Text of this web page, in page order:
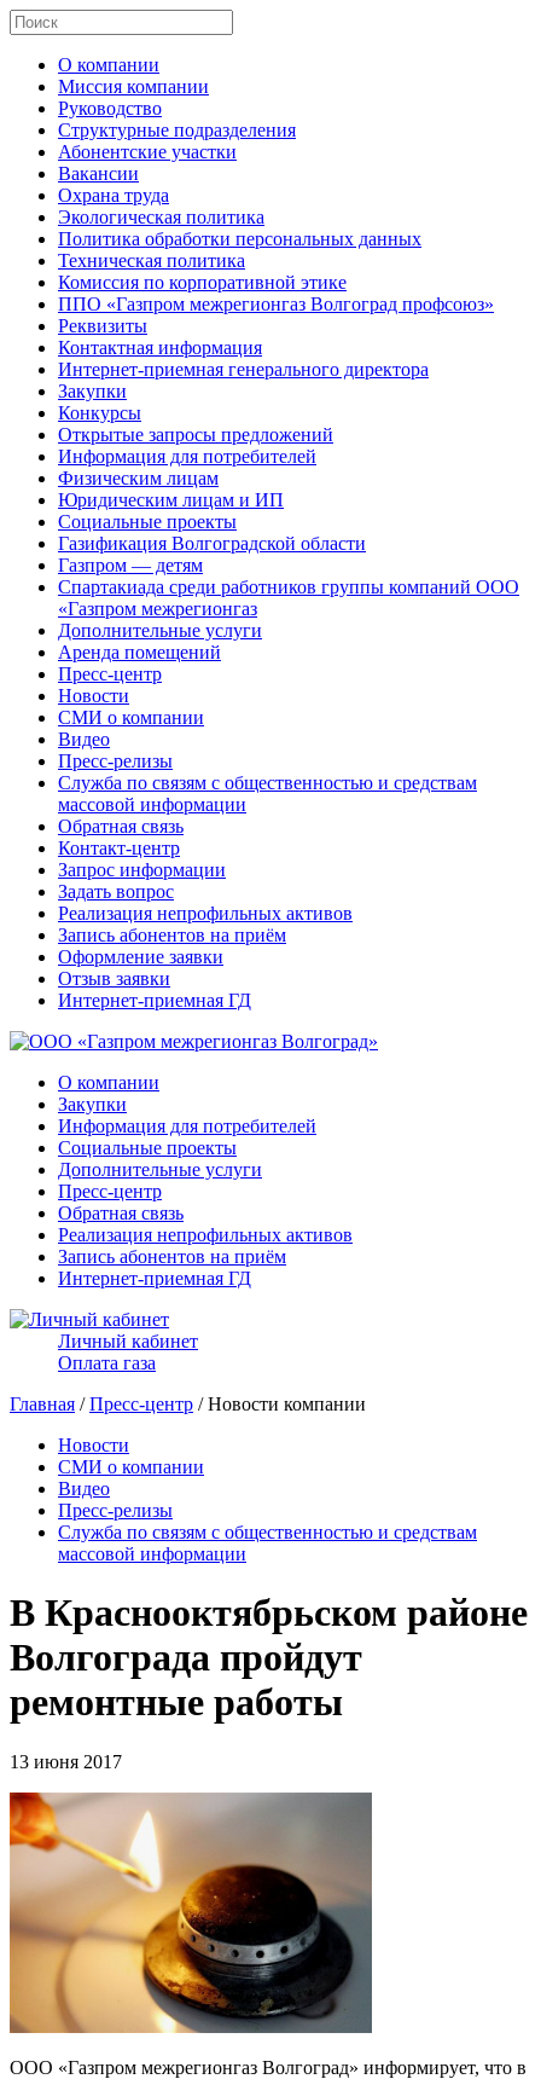
О компании
Миссия компании
Руководство
Структурные подразделения
Абонентские участки
Вакансии
Охрана труда
Экологическая политика
Политика обработки персональных данных
Техническая политика
Комиссия по корпоративной этике
ППО «Газпром межрегионгаз Волгоград профсоюз»
Реквизиты
Контактная информация
Интернет-приемная генерального директора
Закупки
Конкурсы
Открытые запросы предложений
Информация для потребителей
Физическим лицам
Юридическим лицам и ИП
Социальные проекты
Газификация Волгоградской области
Газпром — детям
Спартакиада среди работников группы компаний ООО
«Газпром межрегионгаз
Дополнительные услуги
Аренда помещений
Пресс-центр
Новости
СМИ о компании
Видео
Пресс-релизы
Служба по связям с общественностью и средствам
массовой информации
Обратная связь
Контакт-центр
Запрос информации
Задать вопрос
Реализация непрофильных активов
Запись абонентов на приём
Оформление заявки
Отзыв заявки
Интернет-приемная ГД
О компании
Закупки
Информация для потребителей
Социальные проекты
Дополнительные услуги
Пресс-центр
Обратная связь
Реализация непрофильных активов
Запись абонентов на приём
Интернет-приемная ГД
Личный кабинет
Оплата газа
Главная /Пресс-центр / Новости компании
Новости
СМИ о компании
Видео
Пресс-релизы
Служба по связям с общественностью и средствам
массовой информации
В Краснооктябрьском районе
Волгограда пройдут
ремонтные работы
13 июня 2017
ООО «Газпром межрегионгаз Волгоград» информирует, что в